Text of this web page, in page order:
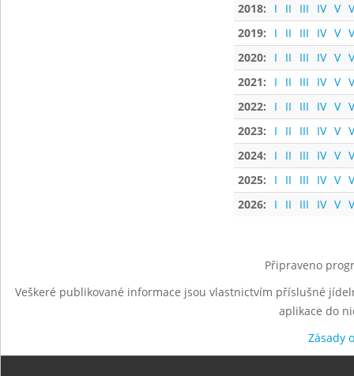
2018:
I II III IV V
2019:
I II III IV V
2020:
I II III IV V
2021:
I II III IV V
2022:
I II III IV V
2023:
I II III IV V
2024:
I II III IV V
2025:
I II III IV V
2026:
I II III IV V
Připraveno
Veškeré publikované informace jsou vlastnictvím příslušné
aplikace do
Zásady